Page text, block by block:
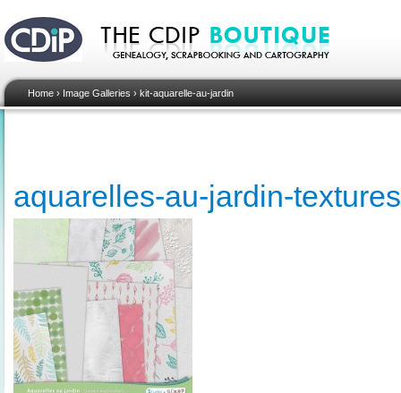
Home › Image Galleries › kit-aquarelle-au-jardin
aquarelles-au-jardin-textures